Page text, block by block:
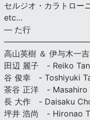
セルジオ・カラトロ
etc…
— た行
高山英樹 ＆ 伊与木
田辺 麗子 - Reiko
谷 俊幸 - Toshiyuki
茶谷 正洋 - Masahiro
長 大作 - Daisaku
坪井 浩尚 - Hironao